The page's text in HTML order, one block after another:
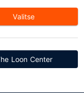
Valitse
Loon Center